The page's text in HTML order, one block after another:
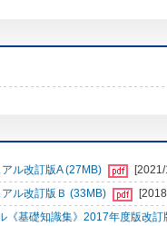
ル改訂版A (27MB)
ル改訂版Ｂ (33MB)
《基礎知識集》2017年度版改